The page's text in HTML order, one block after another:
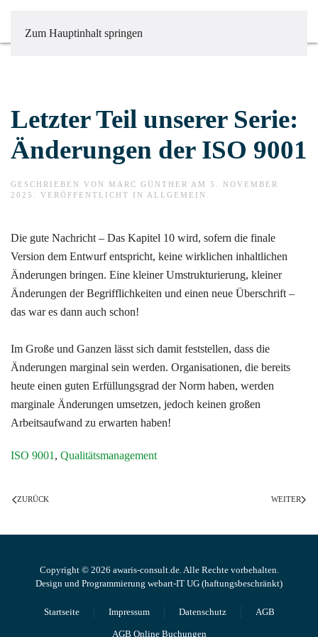
Zum Hauptinhalt springen
Letzter Teil unserer Serie:
Änderungen der ISO 9001
GESCHRIEBEN VON MARC GÜNTHER AM 5. NOVEMBER
2025
. VERÖFFENTLICHT IN ALLGEMEIN
Die gute Nachricht – Das Kapitel 10 wird, sofern die finale
Version dem Entwurf entspricht, keine wirklichen inhaltlichen
Änderungen bringen. Eine kleiner Umstrukturierung, kleiner
Änderungen der Begrifflichkeiten und einen neue Überschrift –
das war es dann auch schon!
Im Große und Ganzen lässt sich damit feststellen, dass die
Änderungen marginal sein werden. Organisationen, die bereits
heute einen guten Erfüllungsgrad der Norm haben, werden
marginale Änderungen umsetzen, jedoch keinen großen
Arbeitsaufwand zu erwarten haben!
ISO 9001 , Qualitätsmanagement
ZURÜCK WEITER
Copyright © 2026 awaris-consult.de. Alle Rechte vorbehalten.
Design und Programmierung webart-IT UG (haftungsbeschränkt)
Startseite Impressum Datenschutz AGB
AGB Online Buchungen